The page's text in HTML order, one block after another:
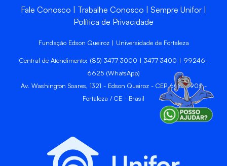
Fale Conosco Trabalhe Conosco
Sempre Unifor
Política de Privacidade
Fundação Edson Queiroz | Universidade de Fortaleza
Central de Atendimento: (85) 3477-3000 | 3477-3400 | 99246-
6625 (WhatsApp)
Av. Washington Soares, 1321 - Edson Queiroz - CEP 60811-905 -
Fortaleza / CE - Brasil